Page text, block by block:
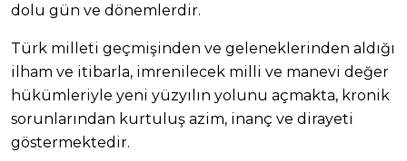
dolu gün ve dönemlerdir.
Türk milleti geçmişinden ve geleneklerinden aldığı
ilham ve itibarla, imrenilecek milli ve manevi değer
hükümleriyle yeni yüzyılın yolunu açmakta, kronik
sorunlarından kurtuluş azim, inanç ve dirayeti
göstermektedir.